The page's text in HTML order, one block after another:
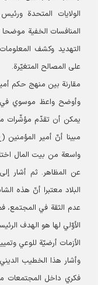
الولايات المتحدة
المنافسات الخفية
التهديد وكشف
على المصالح المتغيّرة.
مقارنة بين منهج حكم
وأوضح واعظ موسوي
يمكن أن تقدّم مؤشّرات
مبينا أنّ أمير
واسعة من بيت المال
عن المظاهر. ثم أشار
البلاد معتبرا أنّ هذه
عدم الثقة في المجتمع،
الأوّلي لها هو الهدف
الأزمات أرضيّة للوعي
وأشار هذا الخطيب
فكري داخل المجتمعات